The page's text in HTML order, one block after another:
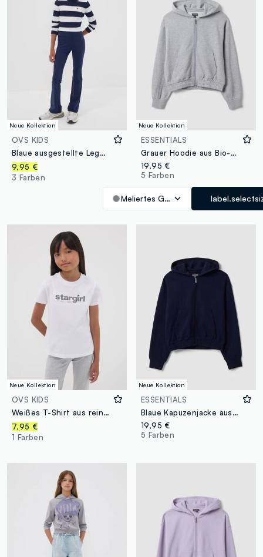
Neue Kollektion
OVS KIDS
Blaue ausgestellte Leggings aus elastischer Bio-Baumwolle für Mädchen
9,95 €
3 Farben
Neue Kollektion
ESSENTIALS
Grauer Hoodie aus Bio-Baumwolle
19,95 €
5 Farben
Meliertes Grau
Neue Kollektion
OVS KIDS
Weißes T-Shirt aus reiner Bio-Baumwolle mit „Stargirl“-Print für Mädchen
7,95 €
1 Farben
Neue Kollektion
ESSENTIALS
Blaue Kapuzenjacke aus Bio-Baumwolle
19,95 €
5 Farben